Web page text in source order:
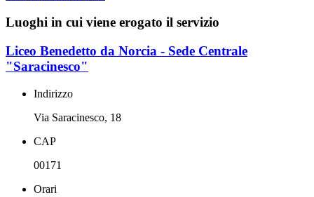
Luoghi in cui viene erogato il servizio
Liceo Benedetto da Norcia - Sede Centrale
"Saracinesco"
Indirizzo
Via Saracinesco, 18
CAP
00171
Orari